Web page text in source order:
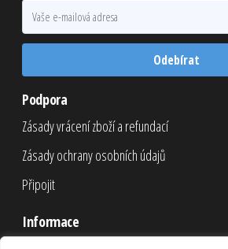
Odebírat
Podpora
Zásady vrácení zboží a refundací
Zásady ochrany osobních údajů
Připojit
Informace